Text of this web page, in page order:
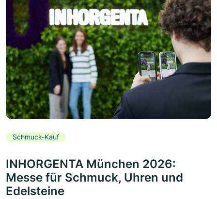
Schmuck-Kauf
INHORGENTA München 2026:
Messe für Schmuck, Uhren und
Edelsteine